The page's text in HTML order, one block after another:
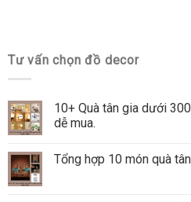
Tư vấn chọn đồ decor
10+ Quà tân gia dưới
dễ mua.
Tổng hợp 10 món quà